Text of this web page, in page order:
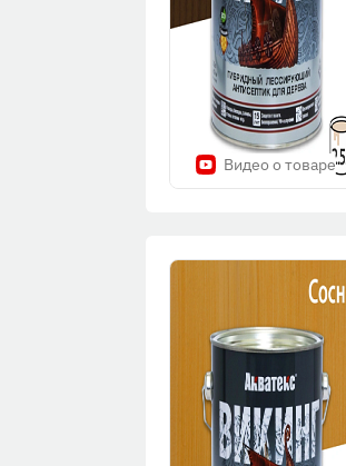
Видео о товаре